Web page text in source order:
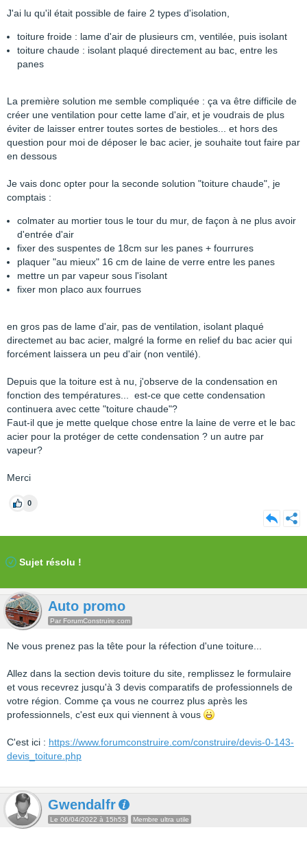
J'ai lu qu'il était possible de faire 2 types d'isolation,
toiture froide : lame d'air de plusieurs cm, ventilée, puis isolant
toiture chaude : isolant plaqué directement au bac, entre les
panes
La première solution me semble compliquée : ça va être difficile de
créer une ventilation pour cette lame d'air, et je voudrais de plus
éviter de laisser entrer toutes sortes de bestioles... et hors des
question pour moi de déposer le bac acier, je souhaite tout faire par
en dessous
Je vais donc opter pour la seconde solution "toiture chaude", je
comptais :
colmater au mortier tous le tour du mur, de façon à ne plus avoir
d'entrée d'air
fixer des suspentes de 18cm sur les panes + fourrures
plaquer "au mieux" 16 cm de laine de verre entre les panes
mettre un par vapeur sous l'isolant
fixer mon placo aux fourrues
en gros pas de lame d'air, pas de ventilation, isolant plaqué
directemet au bac acier, malgré la forme en relief du bac acier qui
forcément laissera un peu d'air (non ventilé).
Depuis que la toiture est à nu, j'observe de la condensation en
fonction des températures... est-ce que cette condensation
continuera avec cette "toiture chaude"?
Faut-il que je mette quelque chose entre la laine de verre et le bac
acier pour la protéger de cette condensation ? un autre par
vapeur?
Merci
0
Sujet résolu !
Auto promo
Par ForumConstruire.com
Ne vous prenez pas la tête pour la réfection d'une toiture...
Allez dans la section devis toiture du site, remplissez le formulaire
et vous recevrez jusqu'à 3 devis comparatifs de professionnels de
votre région. Comme ça vous ne courrez plus après les
professionnels, c'est eux qui viennent à vous
C'est ici : https://www.forumconstruire.com/construire/devis-0-143-
devis_toiture.php
Gwendalfr
Le 06/04/2022 à 15h53 Membre ultra utile